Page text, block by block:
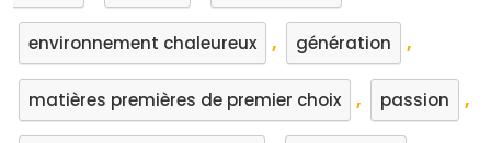
environnement chaleureux , génération ,
matières premières de premier choix , passion ,